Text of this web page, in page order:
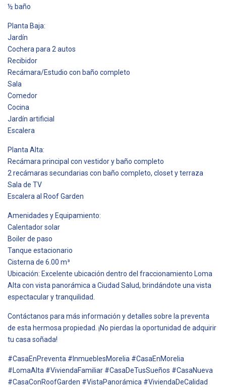
½ baño
Planta Baja:
Jardín
Cochera para 2 autos
Recibidor
Recámara/Estudio con baño completo
Sala
Comedor
Cocina
Jardín artificial
Escalera
Planta Alta:
Recámara principal con vestidor y baño completo
2 recámaras secundarias con baño completo, closet y terraza
Sala de TV
Escalera al Roof Garden
Amenidades y Equipamiento:
Calentador solar
Boiler de paso
Tanque estacionario
Cisterna de 6.00 m³
Ubicación: Excelente ubicación dentro del fraccionamiento Loma
Alta con vista panorámica a Ciudad Salud, brindándote una vista
espectacular y tranquilidad.
Contáctanos para más información y detalles sobre la preventa
de esta hermosa propiedad. ¡No pierdas la oportunidad de adquirir
tu casa soñada!
#CasaEnPreventa #InmueblesMorelia #CasaEnMorelia
#LomaAlta #ViviendaFamiliar #CasaDeTusSueños #CasaNueva
#CasaConRoofGarden #VistaPanorámica #ViviendaDeCalidad